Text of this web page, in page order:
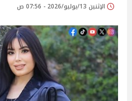
الإثنين 13/يوليو/2026 - 07:56 ص